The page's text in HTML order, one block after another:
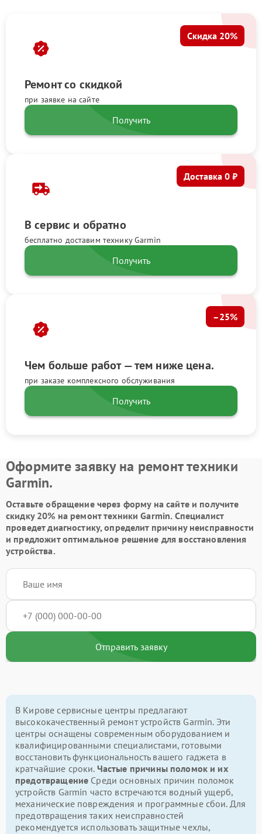
Ремонт со скидкой
при заявке на сайте
Скидка 20%
Получить
В сервис и обратно
бесплатно доставим технику Garmin
Доставка 0 ₽
Получить
Чем больше работ — тем ниже цена.
при заказе комплексного обслуживания
–25%
Получить
Оформите заявку на ремонт техники
Garmin.
Оставьте обращение через форму на сайте и получите
скидку 20% на ремонт техники Garmin. Специалист
проведет диагностику, определит причину неисправности
и предложит оптимальное решение для восстановления
устройства.
Отправить заявку
В Кирове сервисные центры предлагают
высококачественный ремонт устройств Garmin. Эти
центры оснащены современным оборудованием и
квалифицированными специалистами, готовыми
восстановить функциональность вашего гаджета в
кратчайшие сроки. Частые причины поломок и их
предотвращение Среди основных причин поломок
устройств Garmin часто встречаются водный ущерб,
механические повреждения и программные сбои. Для
предотвращения таких неисправностей
рекомендуется использовать защитные чехлы,